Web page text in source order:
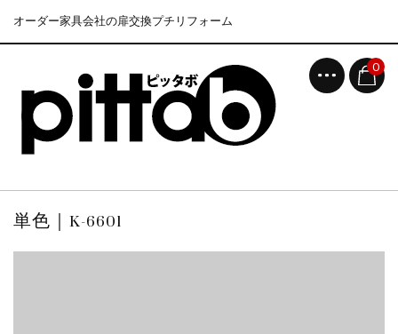
オーダー家具会社の扉交換プチリフォーム
0
単色｜K-6601